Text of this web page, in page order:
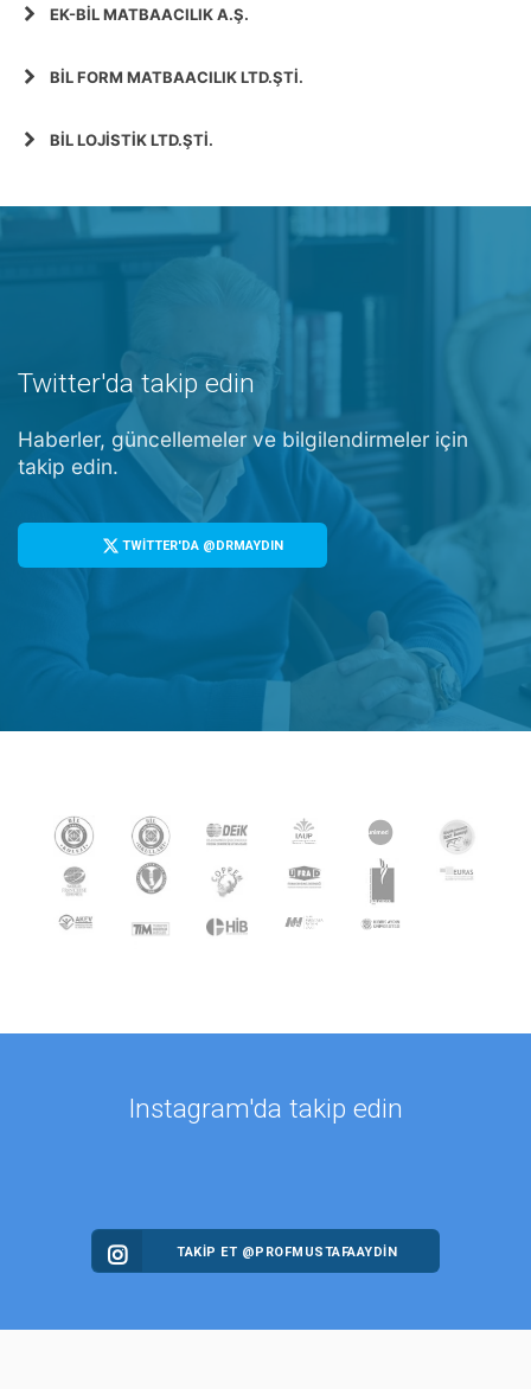
EK-BİL MATBAACILIK A.Ş.
BİL FORM MATBAACILIK LTD.ŞTİ.
BİL LOJİSTİK LTD.ŞTİ.
Twitter'da takip edin
Haberler, güncellemeler ve bilgilendirmeler için
takip edin.
TWİTTER'DA @DRMAYDIN
Instagram'da takip edin
TAKİP ET @PROFMUSTAFAAYDIN